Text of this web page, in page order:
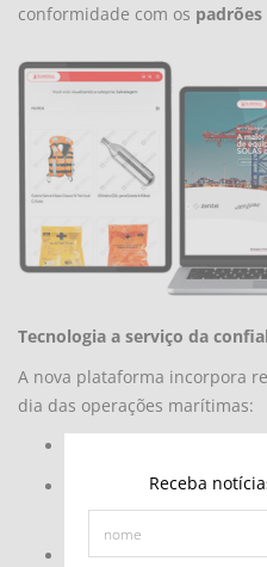
Receba
conformidade com os
Tecnologia a serviço da
A nova plataforma incorpora
dia das operações marítimas:
Geração automáticade
inglês;
Acesso rápidoa